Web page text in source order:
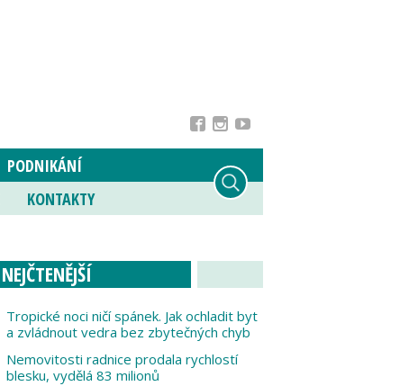
PODNIKÁNÍ
KONTAKTY
NEJČTENĚJŠÍ
Tropické noci ničí spánek. Jak ochladit byt
a zvládnout vedra bez zbytečných chyb
Nemovitosti radnice prodala rychlostí
blesku, vydělá 83 milionů